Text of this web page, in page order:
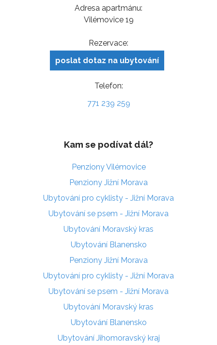
Adresa apartmánu:
Vilémovice 19
Rezervace:
poslat dotaz na ubytování
Telefon:
771 239 259
Kam se podívat dál?
Penziony Vilémovice
Penziony Jižní Morava
Ubytování pro cyklisty - Jižní Morava
Ubytování se psem - Jižní Morava
Ubytování Moravský kras
Ubytování Blanensko
Penziony Jižní Morava
Ubytování pro cyklisty - Jižní Morava
Ubytování se psem - Jižní Morava
Ubytování Moravský kras
Ubytování Blanensko
Ubytování Jihomoravský kraj